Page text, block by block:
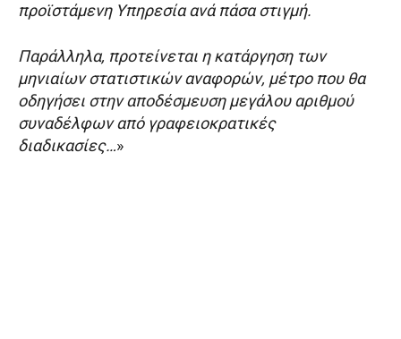
προϊστάμενη Υπηρεσία ανά πάσα στιγμή.
Παράλληλα, προτείνεται η κατάργηση των
μηνιαίων στατιστικών αναφορών, μέτρο που θα
οδηγήσει στην αποδέσμευση μεγάλου αριθμού
συναδέλφων από γραφειοκρατικές
διαδικασίες…»